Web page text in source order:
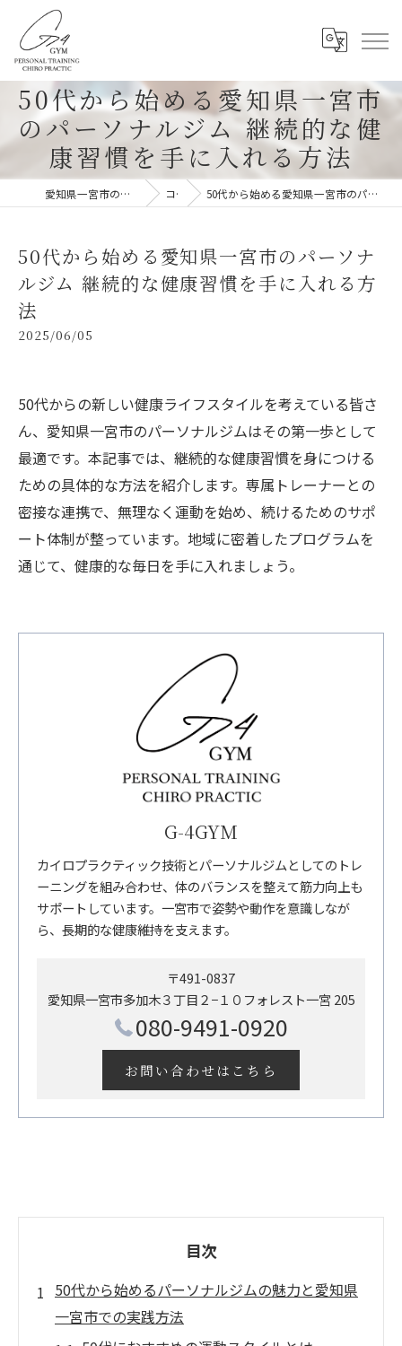
50代から始める愛知県一宮市
のパーソナルジム 継続的な健
康習慣を手に入れる方法
愛知県一宮市のパーソナルジムならG-4GYM コラム 50代から始める愛知県一宮市のパーソナルジム 継続的な健康習慣を手に入れる方法
50代から始める愛知県一宮市のパーソナ
ルジム 継続的な健康習慣を手に入れる方
法
2025/06/05
50代からの新しい健康ライフスタイルを考えている皆さ
ん、愛知県一宮市のパーソナルジムはその第一歩として
最適です。本記事では、継続的な健康習慣を身につける
ための具体的な方法を紹介します。専属トレーナーとの
密接な連携で、無理なく運動を始め、続けるためのサポ
ート体制が整っています。地域に密着したプログラムを
通じて、健康的な毎日を手に入れましょう。
G-4GYM
カイロプラクティック技術とパーソナルジムとしてのトレ
ーニングを組み合わせ、体のバランスを整えて筋力向上も
サポートしています。一宮市で姿勢や動作を意識しなが
ら、長期的な健康維持を支えます。
〒491-0837
愛知県一宮市多加木３丁目２−１０フォレスト一宮 205
080-9491-0920
お問い合わせはこちら
目次
50代から始めるパーソナルジムの魅力と愛知県
一宮市での実践方法